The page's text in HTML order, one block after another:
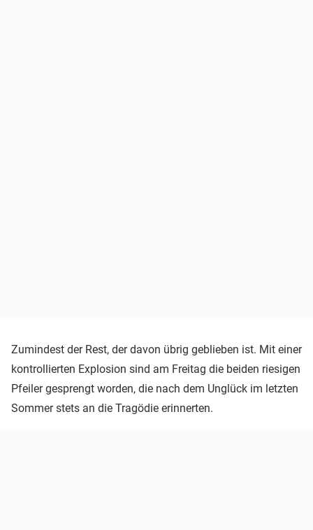
Zumindest der Rest, der davon übrig geblieben ist. Mit einer
kontrollierten Explosion sind am Freitag die beiden riesigen
Pfeiler gesprengt worden, die nach dem Unglück im letzten
Sommer stets an die Tragödie erinnerten.